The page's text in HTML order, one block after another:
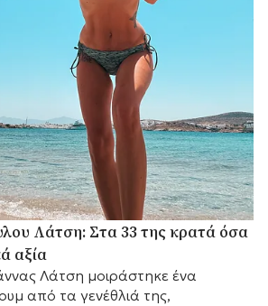
Λάτση: Στα 33 της κρατά όσα
αξία
Λάτση μοιράστηκε ένα
από τα γενέθλιά της,